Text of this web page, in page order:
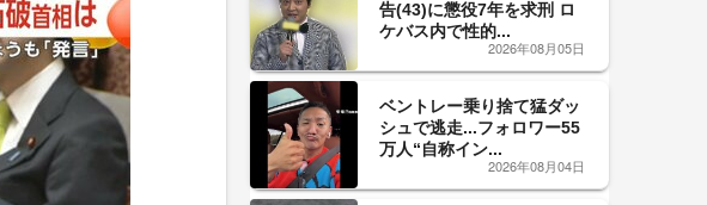
告(43)に懲役7年を求刑 ロ
ケバス内で性的...
2026年08月05日
ベントレー乗り捨て猛ダッ
シュで逃走...フォロワー55
万人“自称イン...
2026年08月04日